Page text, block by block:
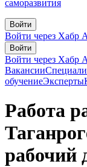
саморазвития
Войти
Войти через Хабр
Войти
Войти через Хабр
Вакансии
обучениеЭксперты
Работа
рабочий